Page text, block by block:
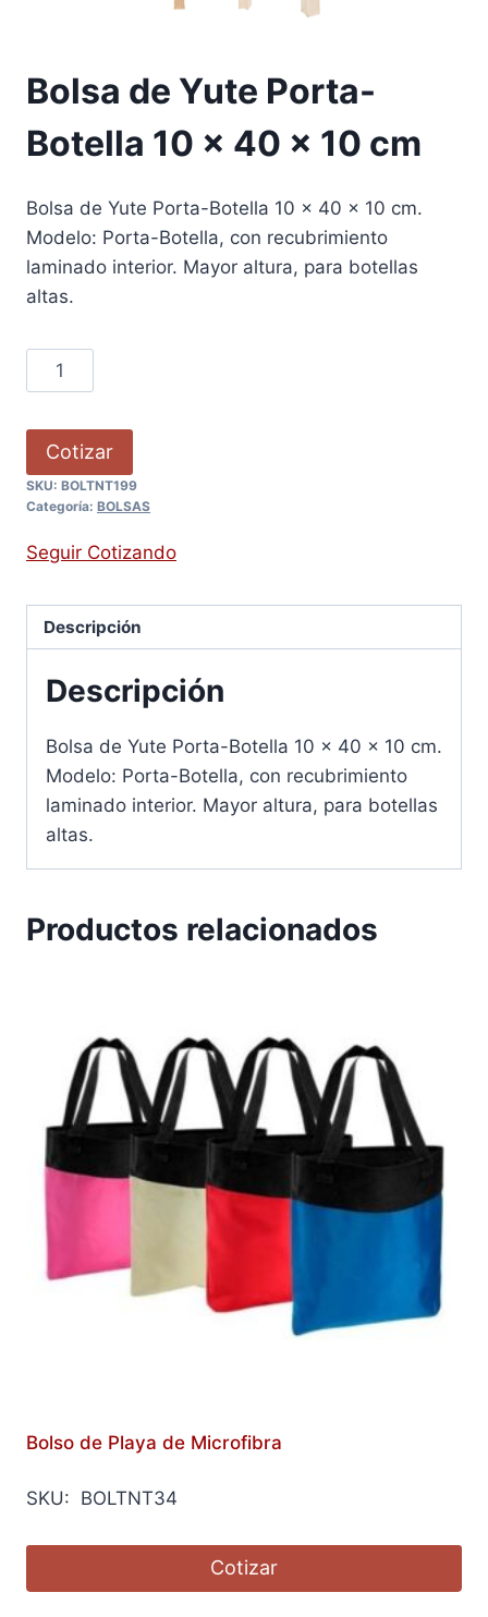
Bolsa de Yute Porta-
Botella 10 x 40 x 10 cm
Bolsa de Yute Porta-Botella 10 x 40 x 10 cm.
Modelo: Porta-Botella, con recubrimiento
laminado interior. Mayor altura, para botellas
altas.
Cotizar
SKU: BOLTNT199
Categoría: BOLSAS
Seguir Cotizando
Descripción
Descripción
Bolsa de Yute Porta-Botella 10 x 40 x 10 cm.
Modelo: Porta-Botella, con recubrimiento
laminado interior. Mayor altura, para botellas
altas.
Productos relacionados
Bolso de Playa de Microfibra
SKU: BOLTNT34
Cotizar